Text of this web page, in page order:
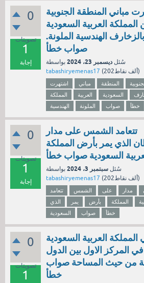
0
تصويتات
1
إجابة
مباني المنطقة الجنوبية
المملكة العربية السعودية
بالزخارف الهندسية الملونة.
صواب خطأ
سُئل ديسمبر 23، 2024
بواسطة
tabashiryemenas17 ( 202ألفنقاط)
اشتهرت مباني المنطقة
المملكة
العربية السعودية
الهندسية
الملونة صواب خطأ
0
تصويتات
1
إجابة
تتعامد الشمس على مدار
الذي يمر بأرض المملكة
السعودية صواب خطأ
سُئل سبتمبر 3، 2024
بواسطة
tabashiryemenas17 ( 202ألفنقاط)
تتعامد الشمس على مدار
الذي
يمر بأرض المملكة
السعودية
صواب خطأ
0
تصويتات
1
المملكة العربية السعودية
في المركز الاول بين الدول
من حيث المساحة صواب
خطأ